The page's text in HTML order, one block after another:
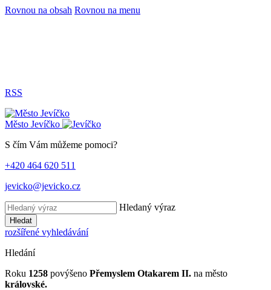
Rovnou na obsah Rovnou na menu
RSS
Město Jevíčko
S čím Vám můžeme pomoci?
+420 464 620 511
jevicko@jevicko.cz
Hledaný výraz
Hledat
rozšířené vyhledávání
Hledání
Roku 1258 povýšeno Přemyslem Otakarem II. na město
královské.